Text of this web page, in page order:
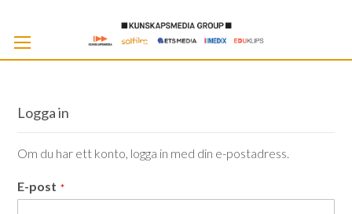
Logga in
Om du har ett konto, logga in med din e-postadress.
E-post